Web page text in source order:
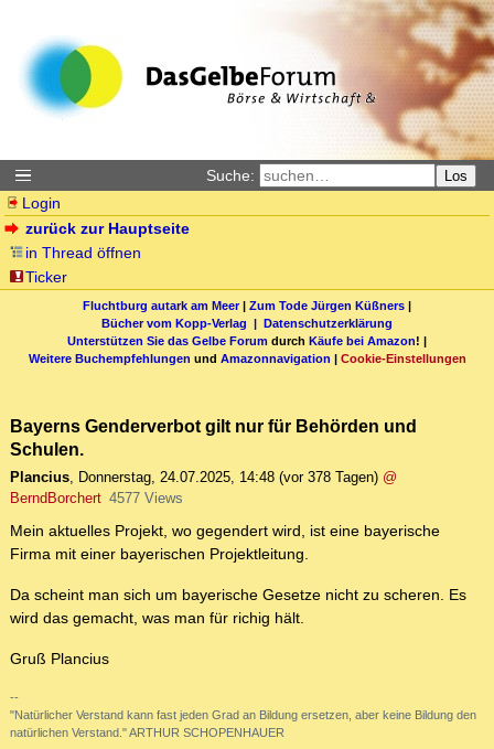
Suche: Los
Login
zurück zur Hauptseite
in Thread öffnen
Ticker
Fluchtburg autark am Meer| Zum Tode Jürgen Küßners |
Bücher vom Kopp-Verlag | Datenschutzerklärung
Unterstützen Sie das Gelbe Forum durch Käufe bei Amazon! |
Weitere Buchempfehlungen und Amazonnavigation | Cookie-Einstellungen
Bayerns Genderverbot gilt nur für Behörden und
Schulen.
Plancius, Donnerstag, 24.07.2025, 14:48 (vor 378 Tagen) @
BerndBorchert 4577 Views
Mein aktuelles Projekt, wo gegendert wird, ist eine bayerische
Firma mit einer bayerischen Projektleitung.
Da scheint man sich um bayerische Gesetze nicht zu scheren. Es
wird das gemacht, was man für richig hält.
Gruß Plancius
--
"Natürlicher Verstand kann fast jeden Grad an Bildung ersetzen, aber keine Bildung den
natürlichen Verstand." ARTHUR SCHOPENHAUER